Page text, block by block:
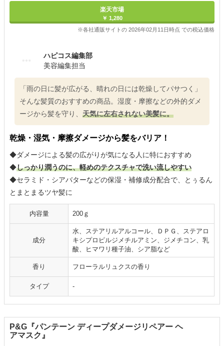
楽天市場
￥ 1,280
※各社通販サイトの 2026年02月11日時点 での税込価格
ハピコス編集部
美容編集担当
「雨の日に髪が広がる、晴れの日には乾燥してパサつく」
そんな髪質のおすすめの商品。湿度・摩擦などの外的ダメ
ージから髪を守り、 天気に左右されない美髪に。
乾燥・湿気・摩擦ダメージから髪をバリア！
◆ダメージによる髪の広がりが気になる人に特におすすめ
◆しっかり潤うのに、軽めのテクスチャで洗い流しやすい
◆セラミド・シアバターなどの保湿・補修成分配合で、とぅるん
とまとまるツヤ髪に
内容量 200ｇ
成分
水、ステアリルアルコール、ＤＰＧ、ステアロ
キシプロピルジメチルアミン、ジメチコン、乳
酸、ヒマワリ種子油、シア脂など
香り フローラルリュクスの香り
タイプ -
P&G『パンテーン ディープダメージリペアー ヘ
アマスク』